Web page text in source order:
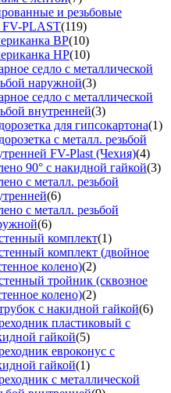
и резьбовые
PLAST(119)
ВР(10)
НР(10)
седло с металлической
наружной(3)
седло с металлической
внутренней(3)
для гипсокартона(1)
с металл. резьбой
FV-Plast (Чехия)(4)
90° с накидной гайкой(3)
с металл. резьбой
(6)
с металл. резьбой
(6)
комплект(1)
комплект (двойное
колено)(2)
тройник (сквозное
колено)(2)
с накидной гайкой(6)
пластиковый с
гайкой(5)
евроконус с
гайкой(1)
с металлической